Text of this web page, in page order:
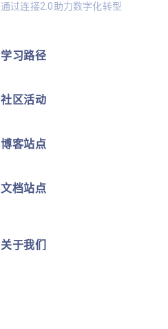
通过连接2.0助力数字化转型
学习路径
社区活动
博客站点
文档站点
关于我们